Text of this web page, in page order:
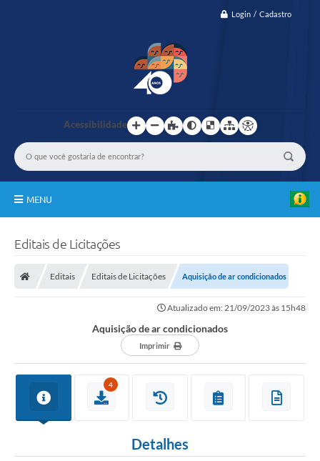
Login / Cadastro
Acessibilidade
MENU
Contato
Legislação
Editais
Editais de Licitações
Editais Editais de Licitações Aquisição de ar condicionados
Atualizado em: 21/09/2023 às 15h48
Aquisição de ar condicionados
Imprimir
4
Detalhes